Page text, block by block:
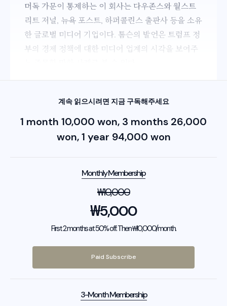
머독 가문이 통제하는 이 회사는 다우존스와 월스트
리트 저널, 뉴욕 포스트, 하퍼콜린스 출판사 등을 소유
한 글로벌 미디어 기업이다. 톰슨의 발언은 트럼프 정
부의 경제 정책에 대한 미디어 업계의 시각을 보여주
계속 읽으시려면 지금 구독해주세요
1 month 10,000 won, 3 months 26,000
won, 1 year 94,000 won
Monthly Membership
₩10,000
₩5,000
First 2 months at 50% off. Then ₩10,000/month.
Paid Subscribe
3-Month Membership